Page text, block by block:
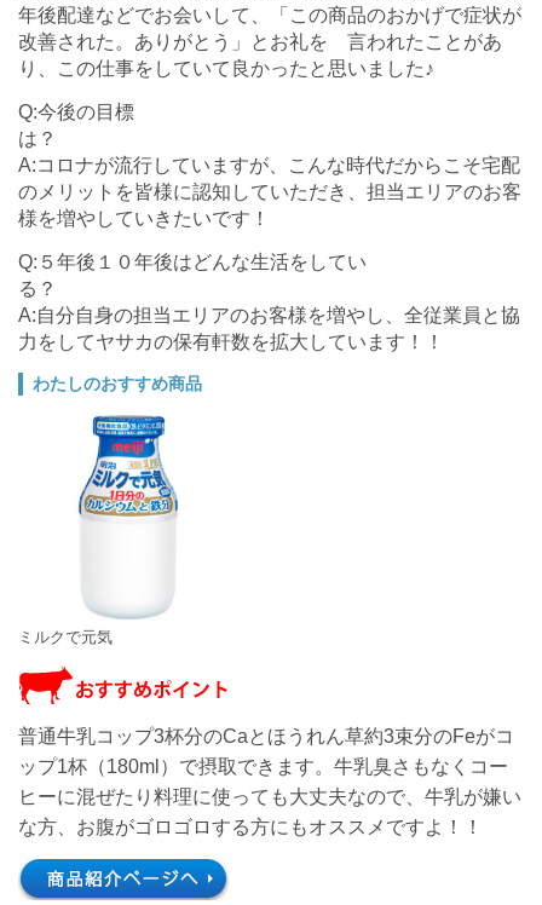
年後配達などでお会いして、「この商品のおかげで症状が
改善された。ありがとう」とお礼を 言われたことがあ
り、この仕事をしていて良かったと思いました♪
Q:今後の目標
A:コロナが流行していますが、こんな時代だからこそ宅配
のメリットを皆様に認知していただき、担当エリアのお客
様を増やしていきたいです！
Q:５年後１０年後はどんな生活をしてい
る
A:自分自身の担当エリアのお客様を増やし、全従業員と協
力をしてヤサカの保有軒数を拡大しています！！
わたしのおすすめ商品
ミルクで元気
普通牛乳コップ3杯分のCaとほうれん草約3束分のFeがコ
ップ1杯（180ml）で摂取できます。牛乳臭さもなくコー
ヒーに混ぜたり料理に使っても大丈夫なので、牛乳が嫌い
な方、お腹がゴロゴロする方にもオススメですよ！！